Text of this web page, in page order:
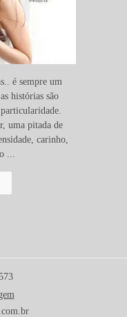
é sempre um
histórias são
uma pitada de
carinho,
...